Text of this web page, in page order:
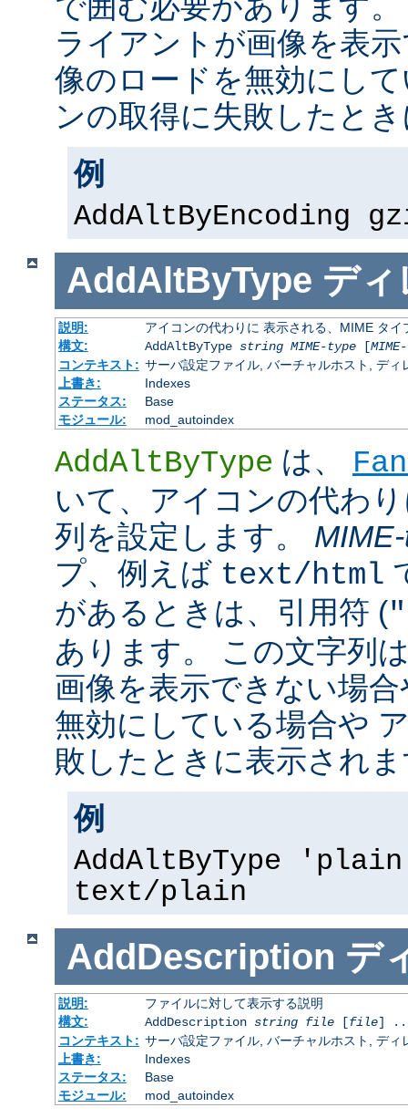
ライアントが画像を表
像のロードを無効にし
ンの取得に失敗したと
例
AddAltByEncoding
AddAltByType ディ
説明:
アイコンの代わりに 表示される、MIME タ
構文:
AddAltByType string MIME-type[
コンテキスト: サーバ設定ファイル, バーチャルホスト, ディ
上書き:
Indexes
ステータス:
Base
モジュール:
mod_autoindex
AddAltByType は、
いて、アイコンの代わ
列を設定します。
プ、例えば text/html
があるときは、引用符 ("
あります。 この文字列
画像を表示できない場
無効にしている場合や
敗したときに表示され
例
AddAltByType
text/plain
AddDescription デ
説明:
ファイルに対して表示する説明
構文:
AddDescription string file[file]
コンテキスト: サーバ設定ファイル, バーチャルホスト, ディ
上書き:
Indexes
ステータス:
Base
モジュール:
mod_autoindex